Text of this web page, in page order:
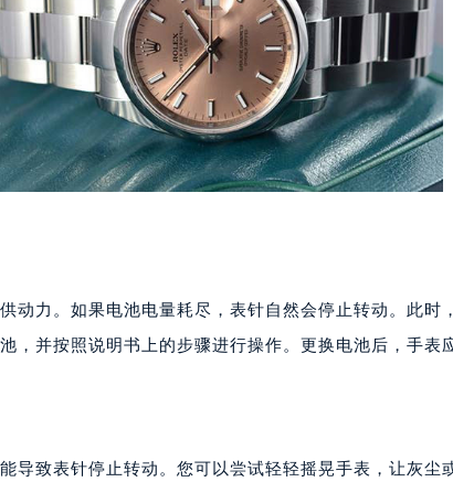
动力。如果电池电量耗尽，表针自然会停止转动。此时
，并按照说明书上的步骤进行操作。更换电池后，手表
导致表针停止转动。您可以尝试轻轻摇晃手表，让灰尘